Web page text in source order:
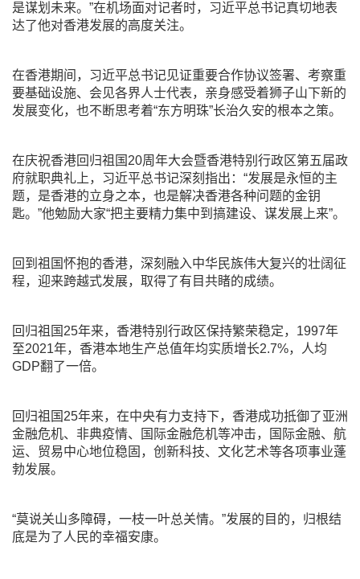
是谋划未来。”在机场面对记者时，习近平总书记真切地表
达了他对香港发展的高度关注。
在香港期间，习近平总书记见证重要合作协议签署、考察重
要基础设施、会见各界人士代表，亲身感受着狮子山下新的
发展变化，也不断思考着“东方明珠”长治久安的根本之策。
在庆祝香港回归祖国20周年大会暨香港特别行政区第五届政
府就职典礼上，习近平总书记深刻指出：“发展是永恒的主
题，是香港的立身之本，也是解决香港各种问题的金钥
匙。”他勉励大家“把主要精力集中到搞建设、谋发展上来”。
回到祖国怀抱的香港，深刻融入中华民族伟大复兴的壮阔征
程，迎来跨越式发展，取得了有目共睹的成绩。
回归祖国25年来，香港特别行政区保持繁荣稳定，1997年
至2021年，香港本地生产总值年均实质增长2.7%，人均
GDP翻了一倍。
回归祖国25年来，在中央有力支持下，香港成功抵御了亚洲
金融危机、非典疫情、国际金融危机等冲击，国际金融、航
运、贸易中心地位稳固，创新科技、文化艺术等各项事业蓬
勃发展。
“莫说关山多障碍，一枝一叶总关情。”发展的目的，归根结
底是为了人民的幸福安康。